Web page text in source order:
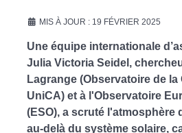
MIS À JOUR : 19 FÉVRIER 2025
Une équipe internationale
Julia Victoria Seidel,
Lagrange (Observatoire de la
UniCA) et à l'Observatoire
(ESO), a scruté l'atmosphère
au-delà du système solaire,